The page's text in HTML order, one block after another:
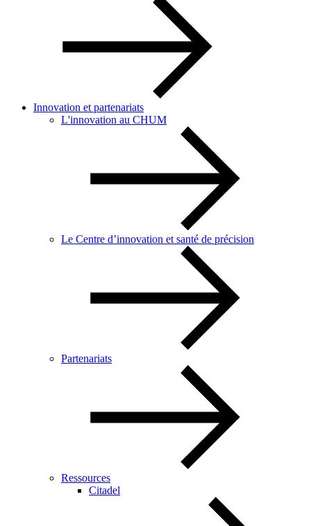
Innovation et partenariats
L'innovation au CHUM
Le Centre d’innovation et santé de précision
Partenariats
Ressources
Citadel